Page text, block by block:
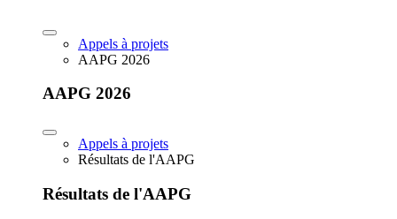
Appels à projets
AAPG 2026
AAPG 2026
Appels à projets
Résultats de l'AAPG
Résultats de l'AAPG